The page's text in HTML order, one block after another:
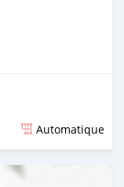
Automatique